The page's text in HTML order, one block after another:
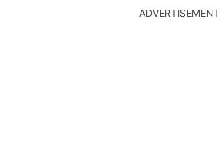
ADVERTISEMENT